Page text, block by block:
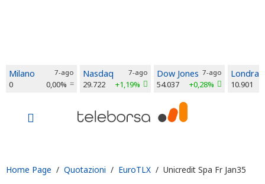
Milano 7-ago
0 0,00%
Nasdaq 7-ago
29.722 +1,19%
Dow Jones 7-ago
54.037 +0,28%
Londra
10.901
Home Page / Quotazioni / EuroTLX / Unicredit Spa Fr Jan35